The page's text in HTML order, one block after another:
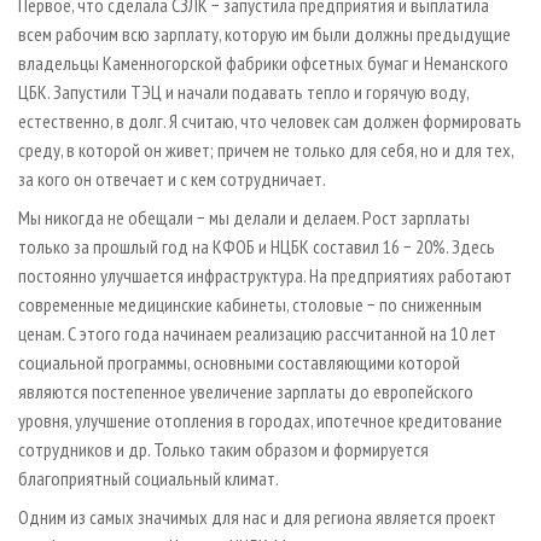
всем рабочим всю зарплату, которую им были должны предыдущие
владельцы Каменногорской фабрики офсетных бумаг и Неманского
ЦБК. Запустили ТЭЦ и начали подавать тепло и горячую воду,
естественно, в долг. Я считаю, что человек сам должен формировать
среду, в которой он живет; причем не только для себя, но и для тех,
за кого он отвечает и с кем сотрудничает.
Мы никогда не обещали − мы делали и делаем. Рост зарплаты
только за прошлый год на КФОБ и НЦБК составил 16 − 20%. Здесь
постоянно улучшается инфраструктура. На предприятиях работают
современные медицинские кабинеты, столовые − по сниженным
ценам. С этого года начинаем реализацию рассчитанной на 10 лет
социальной программы, основными составляющими которой
являются постепенное увеличение зарплаты до европейского
уровня, улучшение отопления в городах, ипотечное кредитование
сотрудников и др. Только таким образом и формируется
благоприятный социальный климат.
Одним из самых значимых для нас и для региона является проект